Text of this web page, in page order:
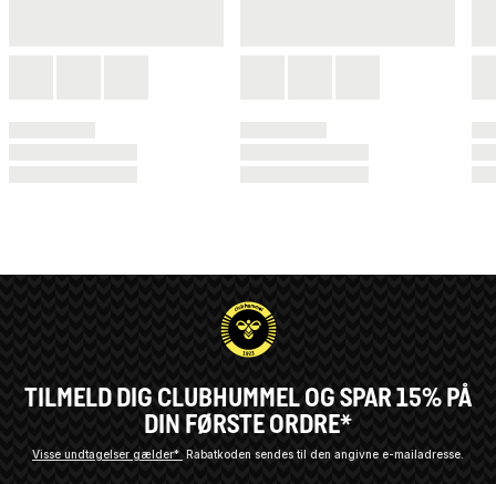
TILMELD DIG CLUBHUMMEL OG SPAR 15% PÅ
DIN FØRSTE ORDRE*
Visse undtagelser gælder* Rabatkoden sendes til den angivne e-mailadresse.